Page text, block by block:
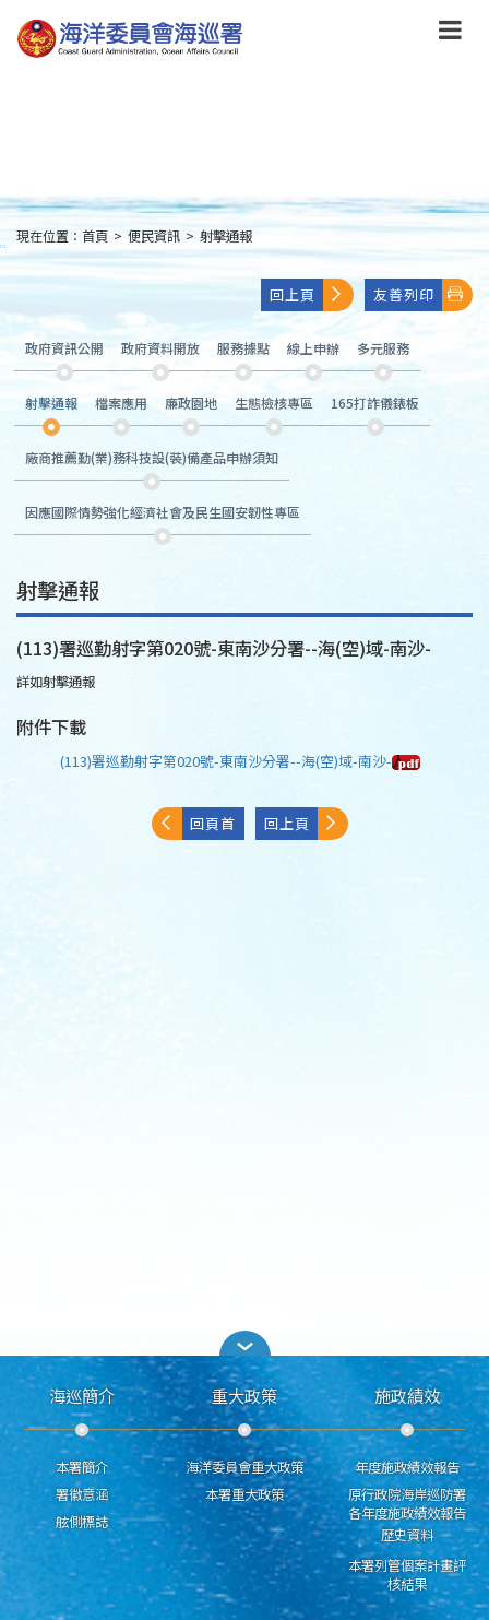
到
主
:::
現在位置： 首頁 > 便民資訊 > 射擊通報
回上頁 友善列印
政府資訊公開 政府資料開放 服務據點 線上申辦 多元服務
射擊通報 檔案應用 廉政園地 生態檢核專區 165打詐儀錶板
廠商推薦勤(業)務科技設(裝)備產品申辦須知
因應國際情勢強化經濟社會及民生國安韌性專區
射擊通報
(113)署巡勤射字第020號-東南沙分署--海(空)域-南沙-
詳如射擊通報
附件下載
(113)署巡勤射字第020號-東南沙分署--海(空)域-南沙-
回頁首 回上頁
海巡簡介
本署簡介
署徽意涵
舷側標誌
重大政策
海洋委員會重大政策
本署重大政策
施政績效
年度施政績效報告
原行政院海岸巡防署
各年度施政績效報告
歷史資料
本署列管個案計畫評
核結果